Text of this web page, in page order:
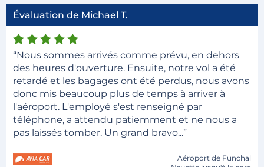
Évaluation de Michael T.
“Nous sommes arrivés comme prévu, en dehors
des heures d'ouverture. Ensuite, notre vol a été
retardé et les bagages ont été perdus, nous avons
donc mis beaucoup plus de temps à arriver à
l'aéroport. L'employé s'est renseigné par
téléphone, a attendu patiemment et ne nous a
pas laissés tomber. Un grand bravo...”
Aéroport de Funchal